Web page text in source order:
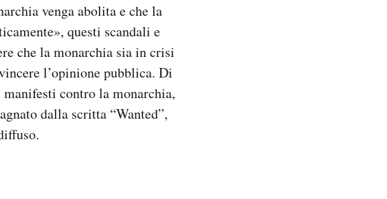
venga abolita e che la
questi scandali e
che la monarchia sia in crisi
l’opinione pubblica. Di
manifesti contro la monarchia,
dalla scritta “Wanted”,